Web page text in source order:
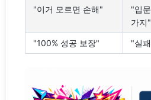
"이거 모르면 손해"
"입
가지"
"100% 성공 보장" "실